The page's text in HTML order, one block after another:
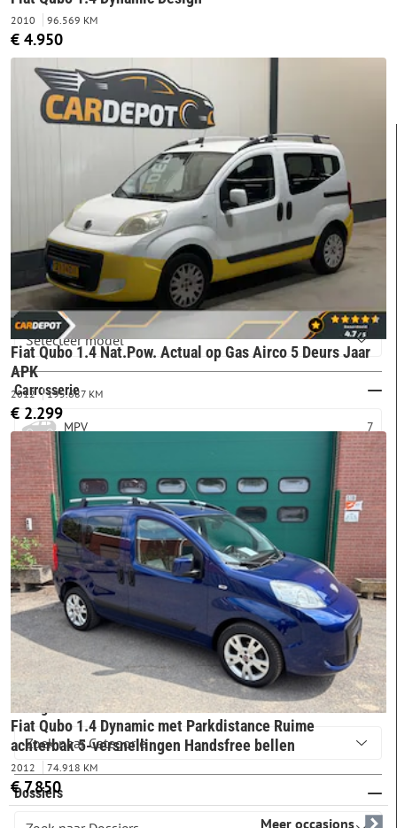
FIAT
QUBO
Carrosserie
MPV 7
Bestelwagen 1
Stationwagon 1
Trefwoord
Categorie
Dossiers
2010 96.569 KM
€ 4.950
Fiat Qubo 1.4 Nat.Pow. Actual op Gas Airco 5 Deurs Jaar
APK
2012 195.687 KM
€ 2.299
Fiat Qubo 1.4 Dynamic met Parkdistance Ruime
achterbak 5-versnellingen Handsfree bellen
2012 74.918 KM
€ 7.850
Meer occasions